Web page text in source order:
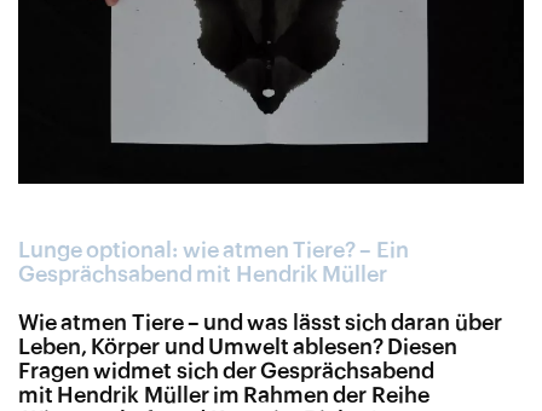
Lunge optional: wie atmen Tiere? – Ein
Gesprächsabend mit Hendrik Müller
Wie atmen Tiere – und was lässt sich daran über
Leben, Körper und Umwelt ablesen? Diesen
Fragen widmet sich der Gesprächsabend
mit Hendrik Müller im Rahmen der Reihe